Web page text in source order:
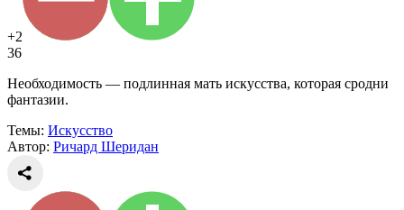
+2
36
Необходимость — подлинная мать искусства, которая сродни
фантазии.
Темы: Искусство
Автор: Ричард Шеридан